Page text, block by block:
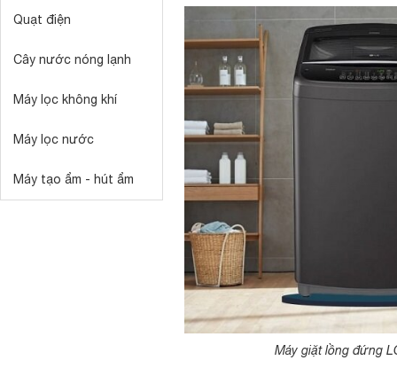
Quạt điện
Cây nước nóng lạnh
Máy lọc không khí
Máy lọc nước
Máy tạo ẩm - hút ẩm
Máy giặt lồng đứng